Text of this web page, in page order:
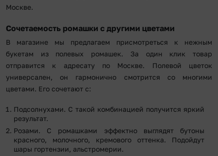
Москве.
Сочетаемость ромашки с другими цветами
В магазине мы предлагаем присмотреться к нежным
букетам из полевых ромашек. За один клик товар
отправится к адресату по Москве. Полевой цветок
универсален, он гармонично смотрится со многими
цветами. Его сочетают с:
Подсолнухами. С такой комбинацией получится яркий
результат.
Розами. С ромашками эффектно выглядят бутоны
красного, молочного, кремового оттенка. Подойдут
шары гортензии, альстромерии.